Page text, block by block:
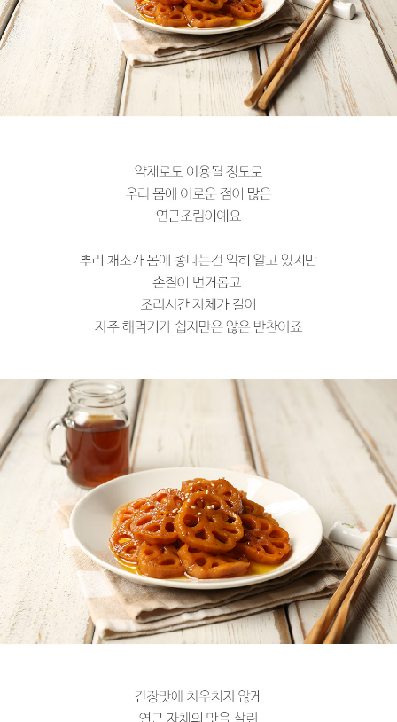
페이코 라이
구매